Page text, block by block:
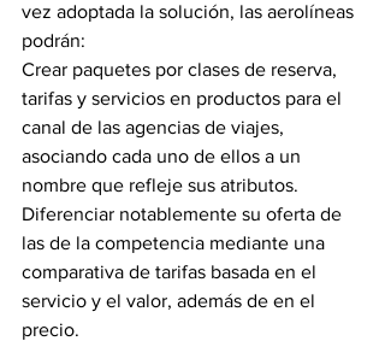
vez adoptada la solución, las aerolíneas
podrán:
Crear paquetes por clases de reserva,
tarifas y servicios en productos para el
canal de las agencias de viajes,
asociando cada uno de ellos a un
nombre que refleje sus atributos.
Diferenciar notablemente su oferta de
las de la competencia mediante una
comparativa de tarifas basada en el
servicio y el valor, además de en el
precio.